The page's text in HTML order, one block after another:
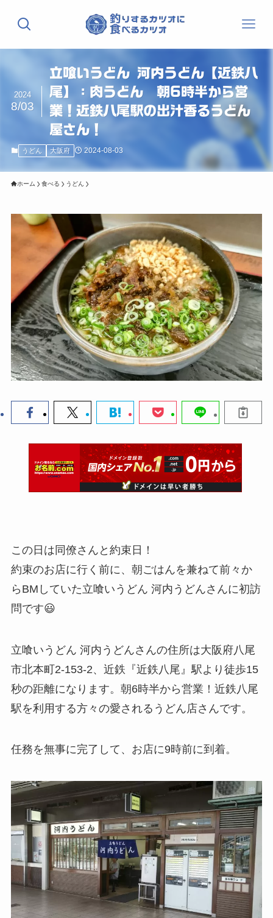
立喰いうどん 河内うどん【近鉄八
尾】：肉うどん 朝6時半から営
業！近鉄八尾駅の出汁香るうどん
屋さん！
2024
8/03
うどん 大阪府 2024-08-03
ホーム 食べる うどん
この日は同僚さんと約束日！
約束のお店に行く前に、朝ごはんを兼ねて前々か
らBMしていた立喰いうどん 河内うどんさんに初訪
問です😃
立喰いうどん 河内うどんさんの住所は大阪府八尾
市北本町2-153-2、近鉄『近鉄八尾』駅より徒歩15
秒の距離になります。朝6時半から営業！近鉄八尾
駅を利用する方々の愛されるうどん店さんです。
任務を無事に完了して、お店に9時前に到着。